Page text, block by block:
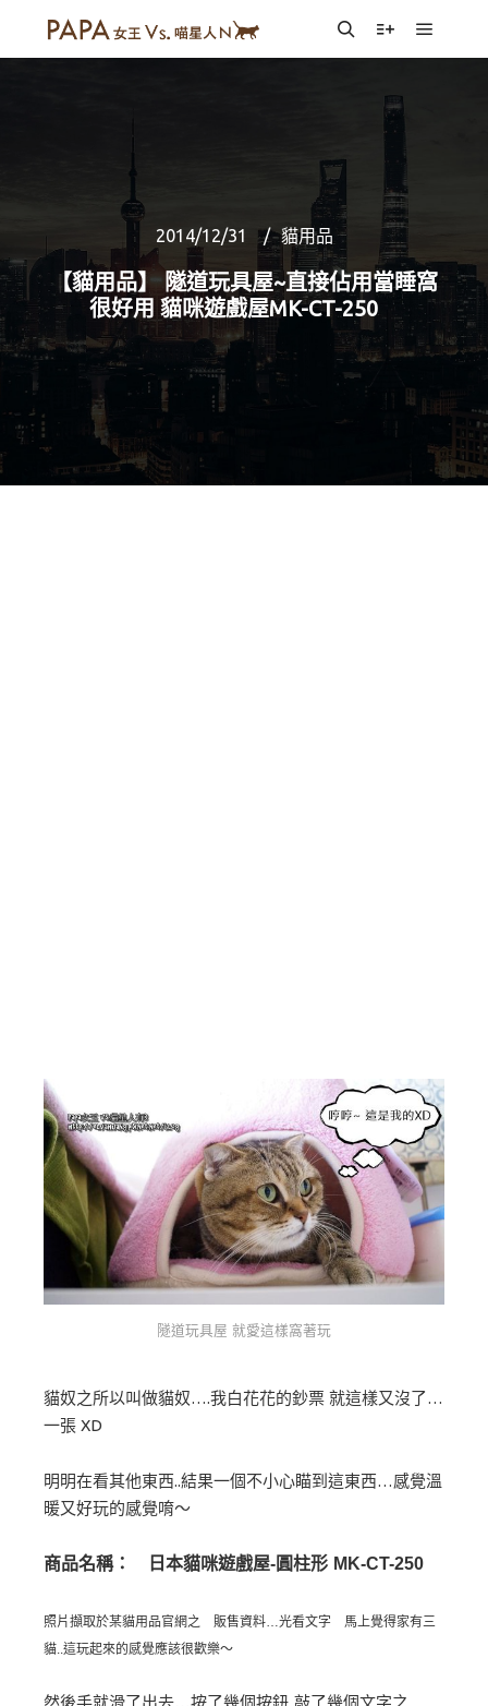
SearchMore info
Main
2014/12/31 貓用品
【貓用品】 隧道玩具屋~直接佔用當睡窩
很好用 貓咪遊戲屋MK-CT-250
隧道玩具屋 就愛這樣窩著玩
貓奴之所以叫做貓奴….我白花花的鈔票 就這樣又沒了…
一張 XD
明明在看其他東西..結果一個不小心瞄到這東西…感覺溫
暖又好玩的感覺唷～
商品名稱： 日本貓咪遊戲屋-圓柱形 MK-CT-250
照片擷取於某貓用品官網之 販售資料…光看文字 馬上覺得家有三
貓..這玩起來的感覺應該很歡樂～